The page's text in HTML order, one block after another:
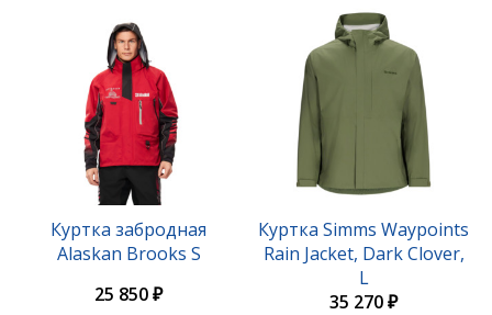
Куртка забродная
Alaskan Brooks S
25 850 ₽
Куртка Simms Waypoints
Rain Jacket, Dark Clover,
L
35 270 ₽